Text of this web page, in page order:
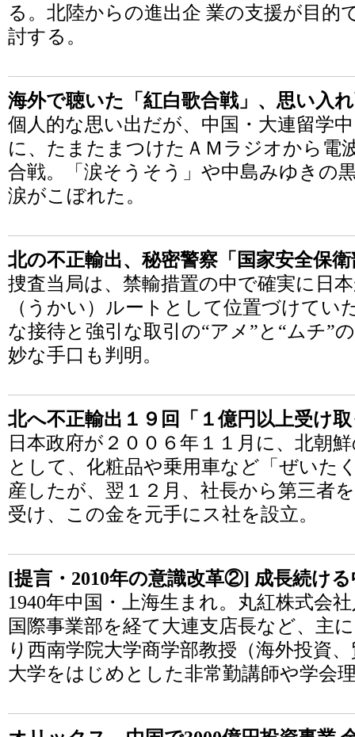
る。北陸からの進出企 業の支援が目的
討する。
海外で聴いた「紅白歌合戦」、思い入
個人的な思い出だが、中国・大連留学
に、たまたまつけたＡＭラジオから電
合戦。「涙そうそう」や中島みゆきの
涙がこぼれた。
北の不正輸出、秘密警察「国家安全保
捜査当局は、禁輸措置の中で確実に日
（うかい）ルートとして位置づけてい
な接待と強引な取引の“アメ”と“ムチ”
妙な手口も判明。
北へ不正輸出１９回「１億円以上受け
日本政府が２００６年１１月に、北朝
として、化粧品や乗用車など「ぜいた
産したが、翌１２月、社長から第三者
受け、この金を元手にス社を設立。
[提言・2010年の意識改革②] 成長続ける
1940年中国・上海生まれ。丸紅株式会
国際事業部を経て大連支店長など、主
り西南学院大学商学部教授（海外投資
大学をはじめとした非常勤講師や学会